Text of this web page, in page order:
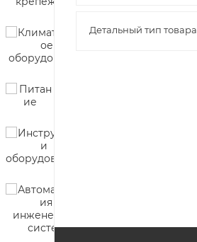
Детальный тип товара